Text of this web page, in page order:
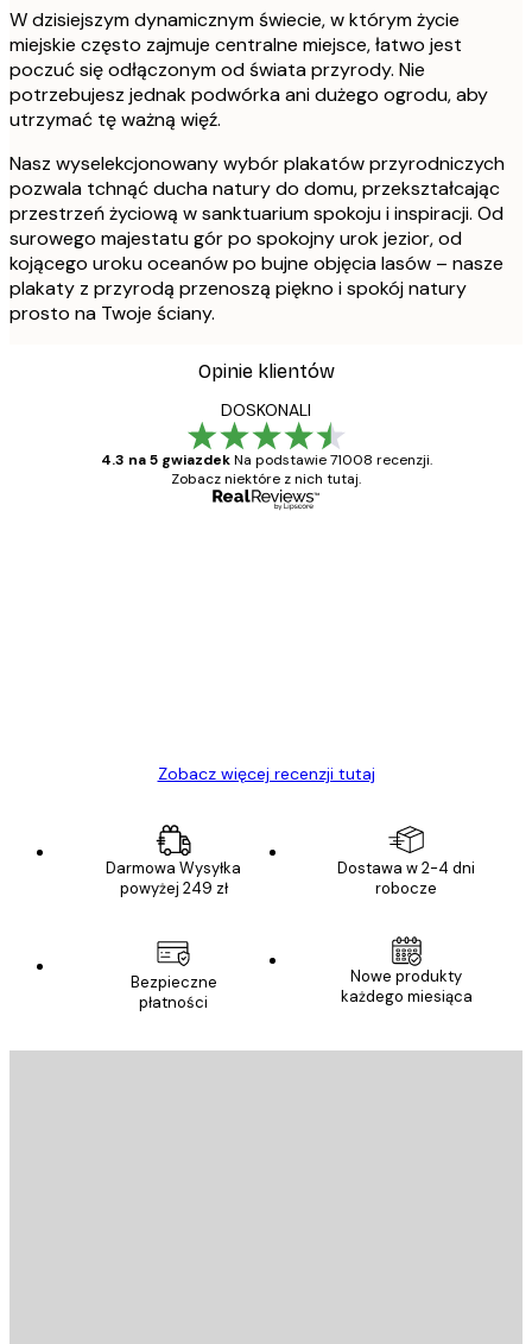
W dzisiejszym dynamicznym świecie, w którym życie
miejskie często zajmuje centralne miejsce, łatwo jest
poczuć się odłączonym od świata przyrody. Nie
potrzebujesz jednak podwórka ani dużego ogrodu, aby
utrzymać tę ważną więź.
Nasz wyselekcjonowany wybór plakatów przyrodniczych
pozwala tchnąć ducha natury do domu, przekształcając
przestrzeń życiową w sanktuarium spokoju i inspiracji. Od
surowego majestatu gór po spokojny urok jezior, od
kojącego uroku oceanów po bujne objęcia lasów – nasze
plakaty z przyrodą przenoszą piękno i spokój natury
prosto na Twoje ściany.
Opinie klientów
DOSKONALI
4.3 na 5 gwiazdek Na podstawie 71008 recenzji.
Zobacz niektóre z nich tutaj.
Zobacz więcej recenzji tutaj
ANULUJ SUBSKRYPCJĘ
Darmowa Wysyłka
powyżej 249 zł
Dostawa w 2-4 dni
robocze
Bezpieczne
płatności
Nowe produkty
każdego miesiąca